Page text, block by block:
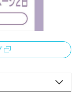
英会」に寄付されま